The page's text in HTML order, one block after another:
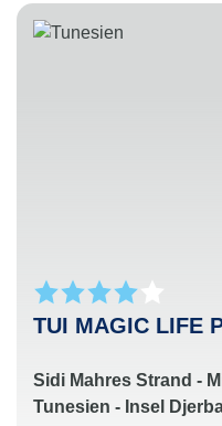
Land und auf dem
TUI MAGIC LIFE
Sidi Mahres Strand -
Tunesien - Insel